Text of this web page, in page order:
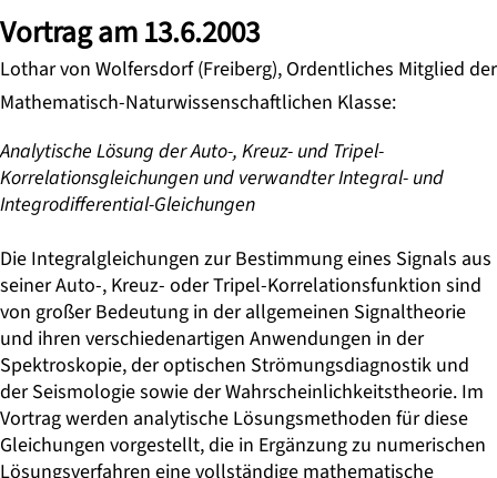
Vortrag am 13.6.2003
Lothar von Wolfersdorf (Freiberg), Ordentliches Mitglied der
Mathematisch-Naturwissenschaftlichen Klasse:
Analytische Lösung der Auto-, Kreuz- und Tripel-
Korrelationsgleichungen und verwandter Integral- und
Integrodifferential-Gleichungen
Die Integralgleichungen zur Bestimmung eines Signals aus
seiner Auto-, Kreuz- oder Tripel-Korrelationsfunktion sind
von großer Bedeutung in der allgemeinen Signaltheorie
und ihren verschiedenartigen Anwendungen in der
Spektroskopie, der optischen Strömungsdiagnostik und
der Seismologie sowie der Wahrscheinlichkeitstheorie. Im
Vortrag werden analytische Lösungsmethoden für diese
Gleichungen vorgestellt, die in Ergänzung zu numerischen
Lösungsverfahren eine vollständige mathematische